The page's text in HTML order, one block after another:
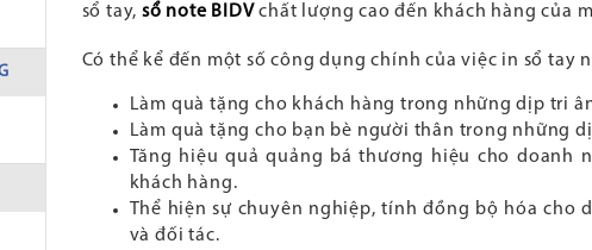
sổ tay, sổ note BIDV chất lượng cao đến khách hàng của
Có thể kể đến một số công dụng chính của việc in sổ tay
Làm quà tặng cho khách hàng trong những dịp tri
Làm quà tặng cho bạn bè người thân trong những
Tăng hiệu quả quảng bá thương hiệu cho doanh
khách hàng.
Thể hiện sự chuyên nghiệp, tính đồng bộ hóa cho
và đối tác.